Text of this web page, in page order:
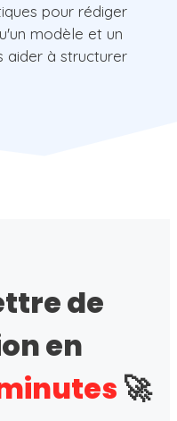
pour rédiger
modèle et un
aider à structurer
de
en
🚀